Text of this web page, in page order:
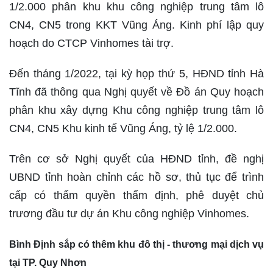
1/2.000 phân khu khu công nghiệp trung tâm lô
CN4, CN5 trong KKT Vũng Áng. Kinh phí lập quy
hoạch do CTCP Vinhomes tài trợ.
Đến tháng 1/2022, tại kỳ họp thứ 5, HĐND tỉnh Hà
Tĩnh đã thông qua Nghị quyết về Đồ án Quy hoạch
phân khu xây dựng Khu công nghiệp trung tâm lô
CN4, CN5 Khu kinh tế Vũng Áng, tỷ lệ 1/2.000.
Trên cơ sở Nghị quyết của HĐND tỉnh, đề nghị
UBND tỉnh hoàn chỉnh các hồ sơ, thủ tục để trình
cấp có thẩm quyền thẩm định, phê duyệt chủ
trương đầu tư dự án Khu công nghiệp Vinhomes.
Bình Định sắp có thêm khu đô thị - thương mại dịch vụ
tại TP. Quy Nhơn